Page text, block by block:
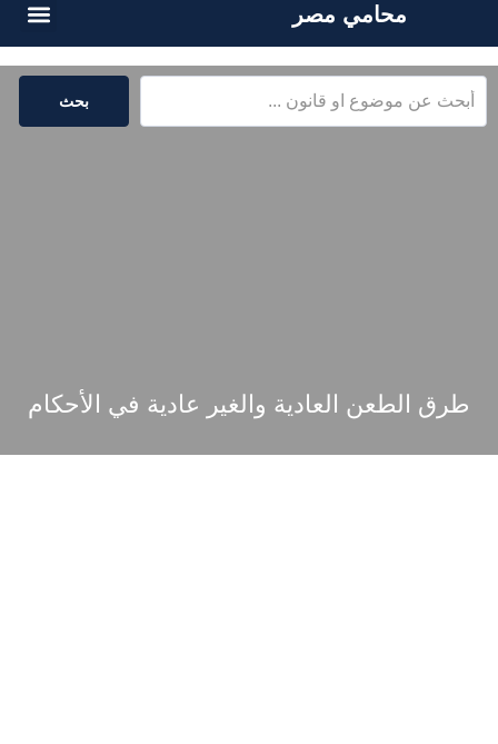
محامي مصر
بحث
طرق الطعن العادية والغير عادية في الأحكام